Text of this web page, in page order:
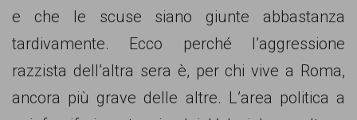
e che le scuse siano giunte abbastanza
tardivamente. Ecco perché l’aggressione
razzista dell’altra sera è, per chi vive a Roma,
ancora più grave delle altre. L’area politica a